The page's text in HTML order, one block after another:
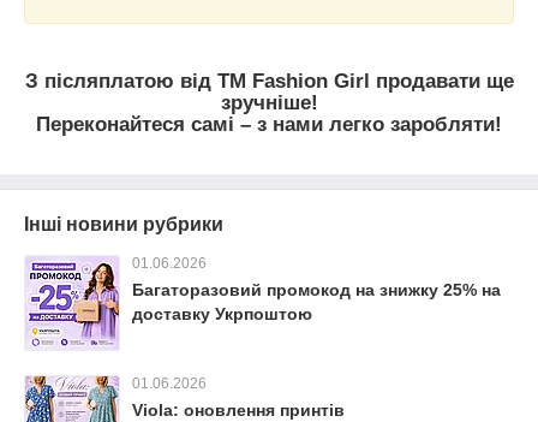
З післяплатою від TM Fashion Girl продавати ще
зручніше!
Переконайтеся самі – з нами легко заробляти!
Інші новини рубрики
01.06.2026
Багаторазовий промокод на знижку 25% на
доставку Укрпоштою
01.06.2026
Viola: оновлення принтів